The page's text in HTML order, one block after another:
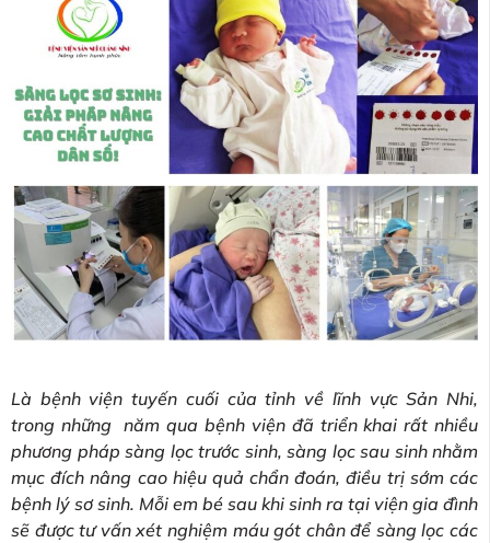
Là bệnh viện tuyến cuối của tỉnh về lĩnh vực Sản Nhi,
trong những năm qua bệnh viện đã triển khai rất nhiều
phương pháp sàng lọc trước sinh, sàng lọc sau sinh nhằm
mục đích nâng cao hiệu quả chẩn đoán, điều trị sớm các
bệnh lý sơ sinh. Mỗi em bé sau khi sinh ra tại viện gia đình
sẽ được tư vấn xét nghiệm máu gót chân để sàng lọc các